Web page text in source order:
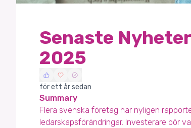
Senaste
2025
för ett år sedan
Summary
Flera svenska företag har nyligen
ledarskapsförändringar. Investerare bör